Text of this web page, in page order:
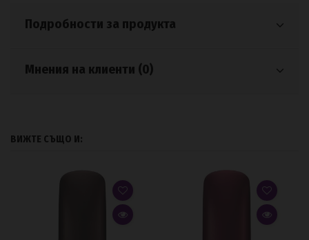
Подробности за продукта
Мнения на клиенти (0)
ВИЖТЕ СЪЩО И: